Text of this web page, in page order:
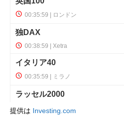
提供は Investing.com